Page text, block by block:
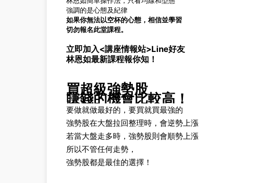
強調的是心態及紀律
如果你無法以空杯的心態，相信並學習
切勿報名此堂課程。
立即加入<講座情報站>Line好友
林恩如最新課程報你知！
買超級強勢股
賺錢的機會比較高！
要做就做最好的，要買就買最強的
強勢股在大盤拉回整理時，會逆勢上漲
若當大盤走多時，強勢股則會順勢上漲
所以不管任何走勢，
強勢股都是最佳的選擇！